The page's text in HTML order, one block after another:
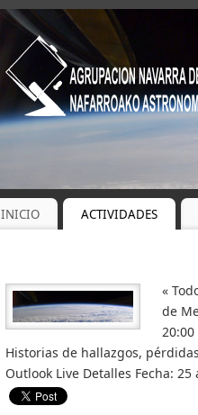
INICIO ACTIVIDADES
«
de
20:00
Historias de hallazgos,
Outlook Live Detalles Fecha: